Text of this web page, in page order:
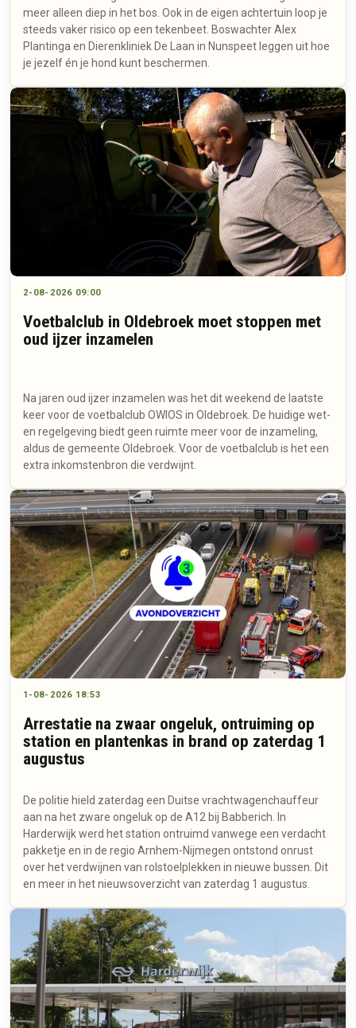
meer alleen diep in het bos. Ook in de eigen achtertuin loop je
steeds vaker risico op een tekenbeet. Boswachter Alex
Plantinga en Dierenkliniek De Laan in Nunspeet leggen uit hoe
je jezelf én je hond kunt beschermen.
2-08-2026 09:00
Voetbalclub in Oldebroek moet stoppen met
oud ijzer inzamelen
Na jaren oud ijzer inzamelen was het dit weekend de laatste
keer voor de voetbalclub OWIOS in Oldebroek. De huidige wet-
en regelgeving biedt geen ruimte meer voor de inzameling,
aldus de gemeente Oldebroek. Voor de voetbalclub is het een
extra inkomstenbron die verdwijnt.
1-08-2026 18:53
Arrestatie na zwaar ongeluk, ontruiming op
station en plantenkas in brand op zaterdag 1
augustus
De politie hield zaterdag een Duitse vrachtwagenchauffeur
aan na het zware ongeluk op de A12 bij Babberich. In
Harderwijk werd het station ontruimd vanwege een verdacht
pakketje en in de regio Arnhem-Nijmegen ontstond onrust
over het verdwijnen van rolstoelplekken in nieuwe bussen. Dit
en meer in het nieuwsoverzicht van zaterdag 1 augustus.